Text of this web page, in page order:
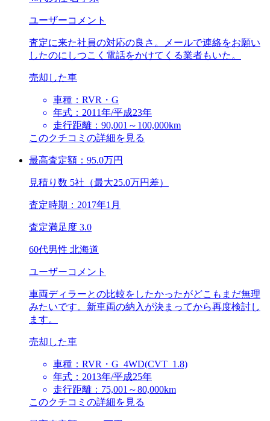
ユーザーコメント
査定に来た社員の対応の良さ。メールで連絡をお願い
したのにしつこく電話をかけてくる業者もいた。
売却した車
車種：RVR・G
年式：2011年/平成23年
走行距離：90,001～100,000km
このクチコミの詳細を見る
最高査定額： 95.0万円
見積り数 5社（最大25.0万円差）
査定時期： 2017年1月
査定満足度 3.0
60代男性 北海道
ユーザーコメント
車両ディラーとの比較をしたかったがどこもまだ無理
みたいです。新車両の納入が決まってから再度検討し
ます。
売却した車
車種：RVR・G_4WD(CVT_1.8)
年式：2013年/平成25年
走行距離：75,001～80,000km
このクチコミの詳細を見る